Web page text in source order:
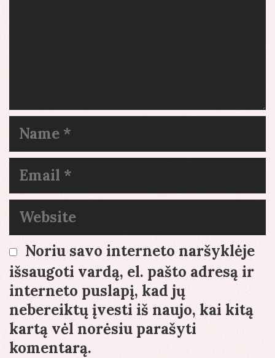
Name
Email
Website
Noriu savo interneto naršyklėje
išsaugoti vardą, el. pašto adresą ir
interneto puslapį, kad jų
nebereiktų įvesti iš naujo, kai kitą
kartą vėl norėsiu parašyti
komentarą.